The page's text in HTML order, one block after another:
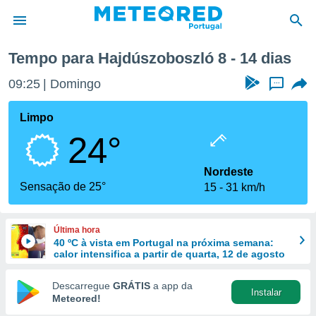
da
foi
fornecidas
a este
das
e
forma
digital
Tempo para Hajdúszoboszló 8 - 14 dias
09:25 Domingo ...
Limpo
24°
Sensação de 25°
Nordeste
15
31 km/h
Última hora
40 ºC à vista em Portugal na próxima semana:
calor intensifica a partir de quarta, 12 de agosto
Descarregue GRÁTIS a app da
Meteored!
Instalar